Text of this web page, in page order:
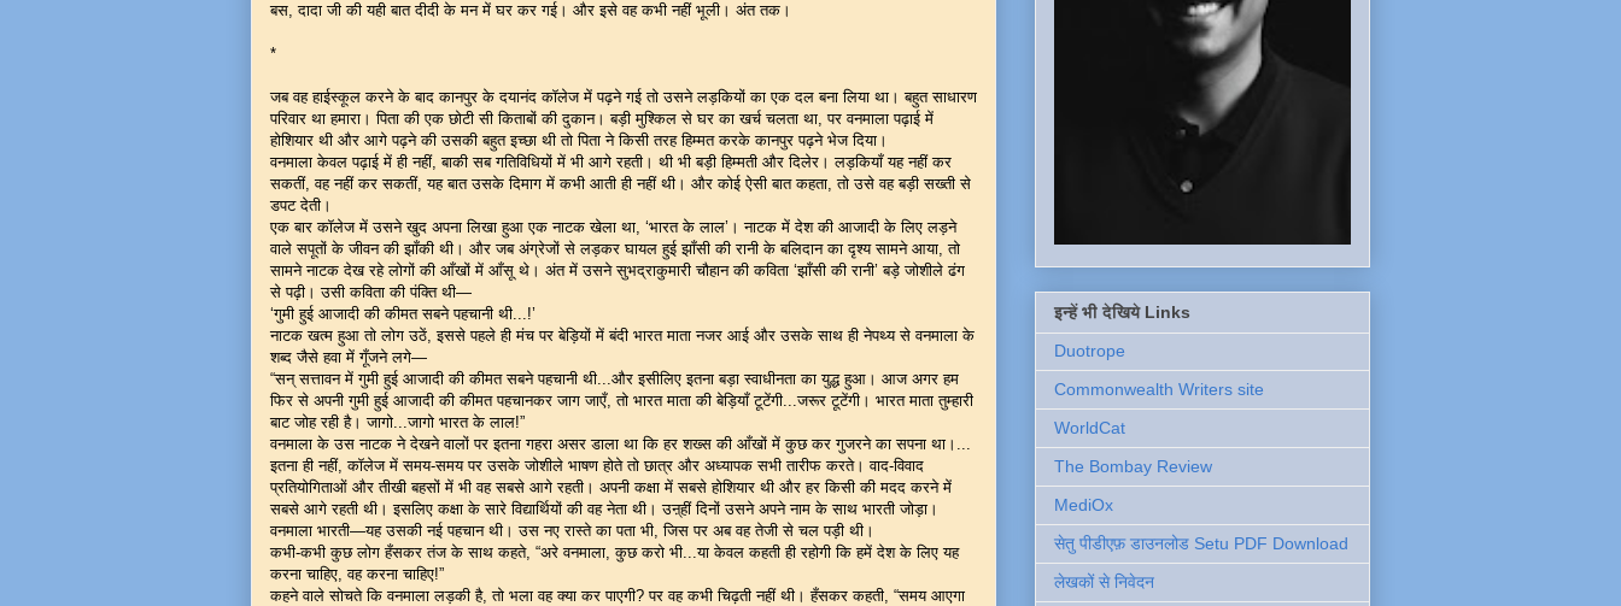
बस, दादा जी की यही बात दीदी के मन में घर कर गई। और इसे वह कभी नहीं भूली। अंत तक।
*
जब वह हाईस्कूल करने के बाद कानपुर के दयानंद कॉलेज में पढ़ने गई तो उसने लड़कियों का एक दल बना लिया था। बहुत साधारण
परिवार था हमारा। पिता की एक छोटी सी किताबों की दुकान। बड़ी मुश्किल से घर का खर्च चलता था, पर वनमाला पढ़ाई में
होशियार थी और आगे पढ़ने की उसकी बहुत इच्छा थी तो पिता ने किसी तरह हिम्मत करके कानपुर पढ़ने भेज दिया।
वनमाला केवल पढ़ाई में ही नहीं, बाकी सब गतिविधियों में भी आगे रहती। थी भी बड़ी हिम्मती और दिलेर। लड़कियाँ यह नहीं कर
सकतीं, वह नहीं कर सकतीं, यह बात उसके दिमाग में कभी आती ही नहीं थी। और कोई ऐसी बात कहता, तो उसे वह बड़ी सख्ती से
डपट देती।
एक बार कॉलेज में उसने खुद अपना लिखा हुआ एक नाटक खेला था, ‘भारत के लाल’। नाटक में देश की आजादी के लिए लड़ने
वाले सपूतों के जीवन की झाँकी थी। और जब अंग्रेजों से लड़कर घायल हुई झाँसी की रानी के बलिदान का दृश्य सामने आया, तो
सामने नाटक देख रहे लोगों की आँखों में आँसू थे। अंत में उसने सुभद्राकुमारी चौहान की कविता ‘झाँसी की रानी’ बड़े जोशीले ढंग
से पढ़ी। उसी कविता की पंक्ति थी—
‘गुमी हुई आजादी की कीमत सबने पहचानी थी...!’
नाटक खत्म हुआ तो लोग उठें, इससे पहले ही मंच पर बेड़ियों में बंदी भारत माता नजर आई और उसके साथ ही नेपथ्य से वनमाला के
शब्द जैसे हवा में गूँजने लगे—
“सन् सत्तावन में गुमी हुई आजादी की कीमत सबने पहचानी थी...और इसीलिए इतना बड़ा स्वाधीनता का युद्ध हुआ। आज अगर हम
फिर से अपनी गुमी हुई आजादी की कीमत पहचानकर जाग जाएँ, तो भारत माता की बेड़ियाँ टूटेंगी...जरूर टूटेंगी। भारत माता तुम्हारी
बाट जोह रही है। जागो...जागो भारत के लाल!”
वनमाला के उस नाटक ने देखने वालों पर इतना गहरा असर डाला था कि हर शख्स की आँखों में कुछ कर गुजरने का सपना था।...
इतना ही नहीं, कॉलेज में समय-समय पर उसके जोशीले भाषण होते तो छात्र और अध्यापक सभी तारीफ करते। वाद-विवाद
प्रतियोगिताओं और तीखी बहसों में भी वह सबसे आगे रहती। अपनी कक्षा में सबसे होशियार थी और हर किसी की मदद करने में
सबसे आगे रहती थी। इसलिए कक्षा के सारे विद्यार्थियों की वह नेता थी। उऩ्हीं दिनों उसने अपने नाम के साथ भारती जोड़ा।
वनमाला भारती—यह उसकी नई पहचान थी। उस नए रास्ते का पता भी, जिस पर अब वह तेजी से चल पड़ी थी।
कभी-कभी कुछ लोग हँसकर तंज के साथ कहते, “अरे वनमाला, कुछ करो भी...या केवल कहती ही रहोगी कि हमें देश के लिए यह
करना चाहिए, वह करना चाहिए!”
कहने वाले सोचते कि वनमाला लड़की है, तो भला वह क्या कर पाएगी? पर वह कभी चिढ़ती नहीं थी। हँसकर कहती, “समय आएगा
इन्हें भी देखिये Links
Duotrope
Commonwealth Writers site
WorldCat
The Bombay Review
MediOx
सेतु पीडीएफ़ डाउनलोड Setu PDF Download
लेखकों से निवेदन